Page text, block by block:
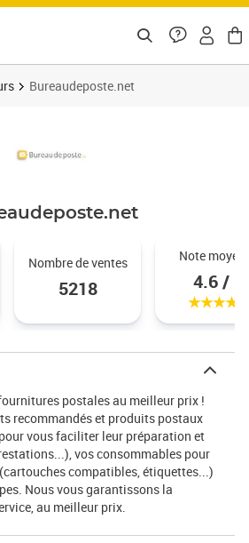
Bureaudeposte.net
Nombre de ventes
5218
Note
4.6 / 5
postales au meilleur prix !
recommandés et produits postaux
vous faciliter leur préparation et
vos consommables pour
compatibles, étiquettes...)
Nous vous garantissons la
au meilleur prix.